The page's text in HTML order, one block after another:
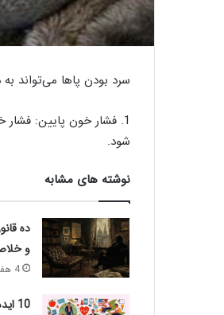
سرد بودن پاها می‌تواند
1. فشار خون پایین:
شود.
نوشته های مشابه
و
4 هفته پیش
10